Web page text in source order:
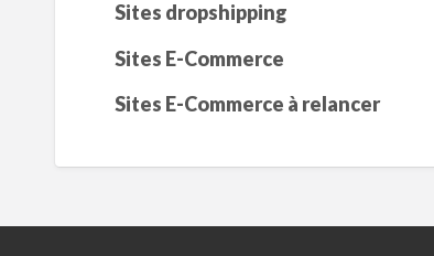
Sites dropshipping
Sites E-Commerce
Sites E-Commerce à relancer